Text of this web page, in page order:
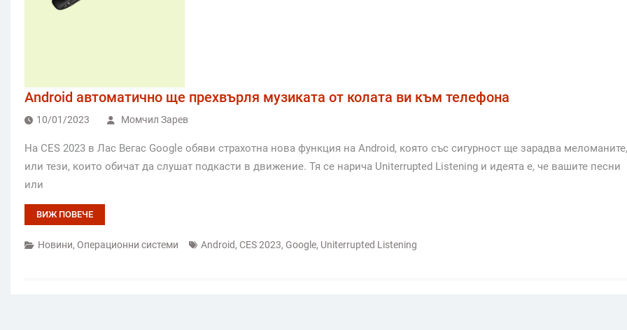
Android автоматично ще прехвърля музиката от колата ви към телефона
10/01/2023 Момчил Зарев
На CES 2023 в Лас Вегас Google обяви страхотна нова функция на Android, която със сигурност ще зарадва меломаните,
или тези, които обичат да слушат подкасти в движение. Тя се нарича Uniterrupted Listening и идеята е, че вашите песни
или
ВИЖ ПОВЕЧЕ
Новини, Операционни системи Android, CES 2023, Google, Uniterrupted Listening